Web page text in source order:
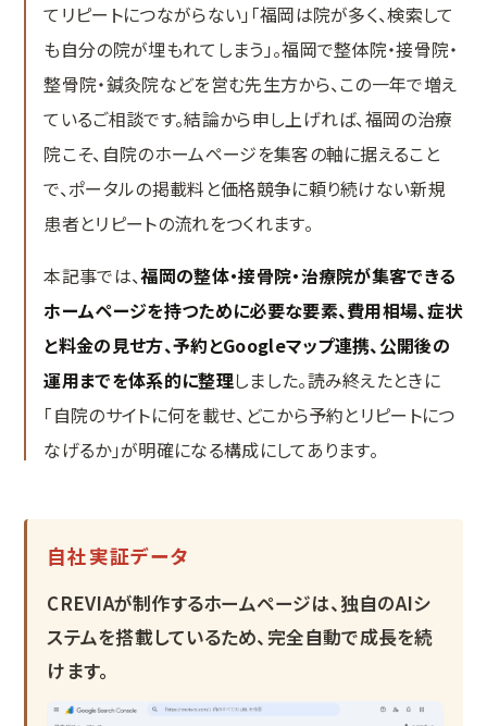
MEO対策
口コミ対策システム
実績紹介
お問い合わせ
てリピートにつながらない」「福岡は院が多く、検索して
も自分の院が埋もれてしまう」。福岡で整体院・接骨院・
整骨院・鍼灸院などを営む先生方から、この一年で増え
ているご相談です。結論から申し上げれば、福岡の治療
院こそ、自院のホームページを集客の軸に据えること
で、ポータルの掲載料と価格競争に頼り続けない新規
患者とリピートの流れをつくれます。
本記事では、福岡の整体・接骨院・治療院が集客できる
ホームページを持つために必要な要素、費用相場、症状
と料金の見せ方、予約とGoogleマップ連携、公開後の
運用までを体系的に整理しました。読み終えたときに
「自院のサイトに何を載せ、どこから予約とリピートにつ
なげるか」が明確になる構成にしてあります。
自社実証データ
CREVIAが制作するホームページは、独自のAIシ
ステムを搭載しているため、完全自動で成長を続
けます。